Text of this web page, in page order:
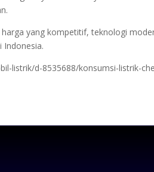
yang kompetitif, teknologi
Indonesia.
listrik/d-8535688/konsumsi-listrik-